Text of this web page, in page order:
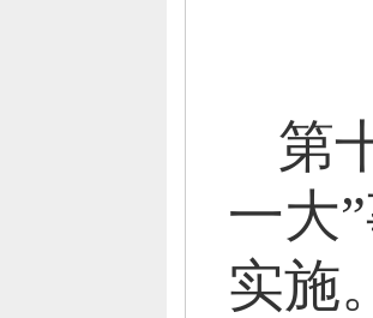
第
一大
实施